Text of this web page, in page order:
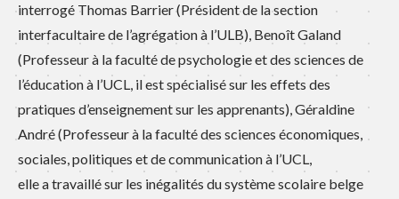
interrogé Thomas Barrier (Président de la section
interfacultaire de l’agrégation à l’ULB), Benoît Galand
(Professeur à la faculté de psychologie et des sciences de
l’éducation à l’UCL, il est spécialisé sur les effets des
pratiques d’enseignement sur les apprenants), Géraldine
André (Professeur à la faculté des sciences économiques,
sociales, politiques et de communication à l’UCL,
elle a travaillé sur les inégalités du système scolaire belge